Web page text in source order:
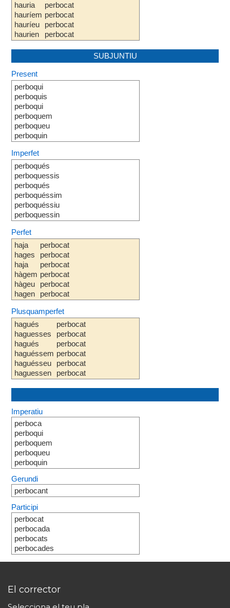
hauria
hauríem
hauríeu
haurien
perbocat
perbocat
perbocat
perbocat
SUBJUNTIU
Present
perboqui
perboquis
perboqui
perboquem
perboqueu
perboquin
Imperfet
perboqués
perboquessis
perboqués
perboquéssim
perboquéssiu
perboquessin
Perfet
haja
hages
haja
hàgem
hàgeu
hagen
perbocat
perbocat
perbocat
perbocat
perbocat
perbocat
Plusquamperfet
hagués
haguesses
hagués
haguéssem
haguésseu
haguessen
perbocat
perbocat
perbocat
perbocat
perbocat
perbocat
Imperatiu
perboca
perboqui
perboquem
perboqueu
perboquin
Gerundi
perbocant
Participi
perbocat
perbocada
perbocats
perbocades
El corrector